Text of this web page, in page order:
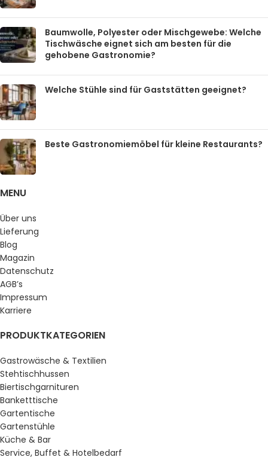
Baumwolle, Polyester oder Mischgewebe: Welche
Tischwäsche eignet sich am besten für die
gehobene Gastronomie?
Welche Stühle sind für Gaststätten geeignet?
Beste Gastronomiemöbel für kleine Restaurants?
MENU
Über uns
Lieferung
Blog
Magazin
Datenschutz
AGB’s
Impressum
Karriere
PRODUKTKATEGORIEN
Gastrowäsche & Textilien
Stehtischhussen
Biertischgarnituren
Banketttische
Gartentische
Gartenstühle
Küche & Bar
Service, Buffet & Hotelbedarf